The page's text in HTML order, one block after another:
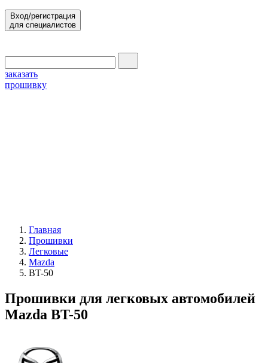
Вход/регистрация
для специалистов
заказать
прошивку
Главная
Прошивки
Легковые
Mazda
BT-50
Прошивки для легковых автомобилей
Mazda BT-50